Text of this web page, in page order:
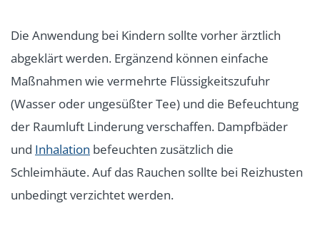
Die Anwendung bei Kindern sollte vorher ärztlich
abgeklärt werden. Ergänzend können einfache
Maßnahmen wie vermehrte Flüssigkeitszufuhr
(Wasser oder ungesüßter Tee) und die Befeuchtung
der Raumluft Linderung verschaffen. Dampfbäder
und Inhalation befeuchten zusätzlich die
Schleimhäute. Auf das Rauchen sollte bei Reizhusten
unbedingt verzichtet werden.